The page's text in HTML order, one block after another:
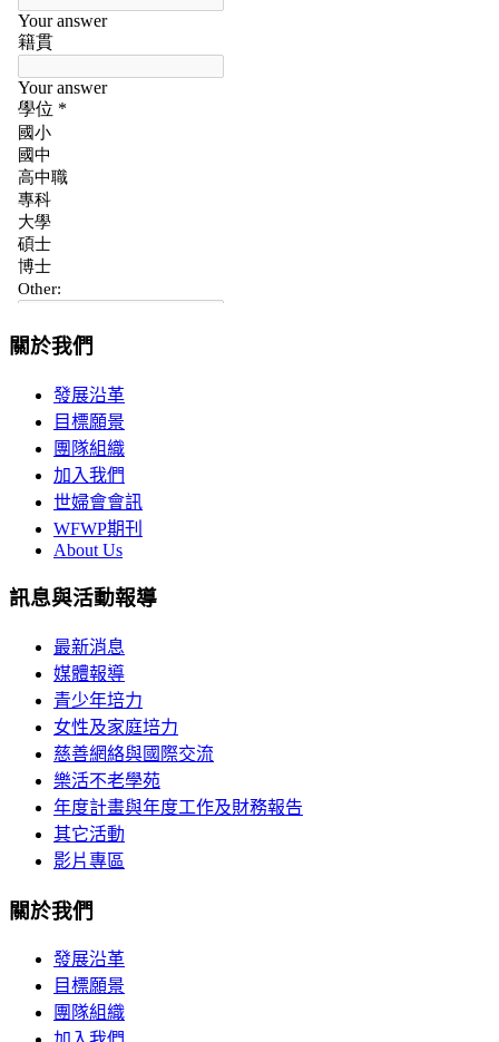
關於我們
發展沿革
目標願景
團隊組織
加入我們
世婦會會訊
WFWP期刊
About Us
訊息與活動報導
最新消息
媒體報導
青少年培力
女性及家庭培力
慈善網絡與國際交流
樂活不老學苑
年度計畫與年度工作及財務報告
其它活動
影片專區
關於我們
發展沿革
目標願景
團隊組織